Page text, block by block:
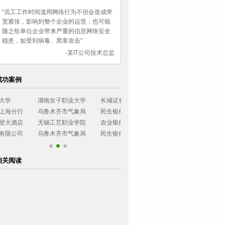
"员工工作时间滥用网络行为不但会造成带
宽紧张，影响到整个企业的运营，也可能
随之给单位企业带来严重的信息网络安全
稳患，如受到病毒、黑客攻击"
-某IT公司技术总监
功案例
南女子职业大学
长城证券有限公司
鲁木齐市气象局
民生银行石家庄分行
锡工艺职业学院
农业银行四川分行
鲁木齐市气象局
民生银行石家庄分行
关阅读